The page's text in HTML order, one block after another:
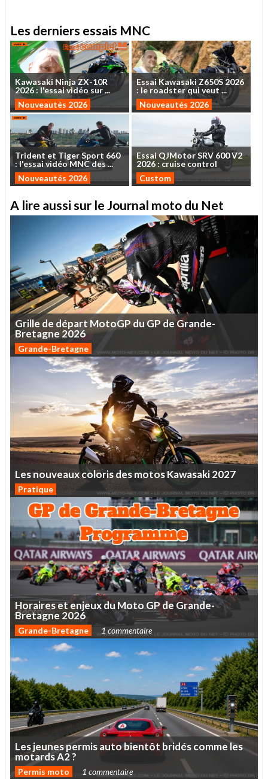
Les derniers essais MNC
Kawasaki NinjaZX-10R
2026: l'essaividéo sur...
Nouveautés 2026
Essai Kawasaki Z650S 2026
: le roadsterquiveut ...
Nouveautés 2026
Trident et TigerSport 660
: l'essaividéo MNCdes...
Nouveautés 2026
EssaiQJMotorSRV 600V2
2026 : cruise control
Custom
A lire aussi sur le Journal moto du Net
Grille de départ MotoGP duGPdeGrande-
Bretagne 2026
Grande-Bretagne
LesnouveauxcolorisdesmotosKawasaki2027
Pratique
HorairesetenjeuxduMotoGPdeGrande-
Bretagne 2026
Grande-Bretagne 1 commentaire
Lesjeunespermisautobientôt bridéscommeles
motardsA2?
Permis moto 1 commentaire